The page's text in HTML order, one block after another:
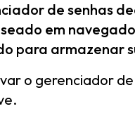
de senhas
em
para armazenar
o gerenciador